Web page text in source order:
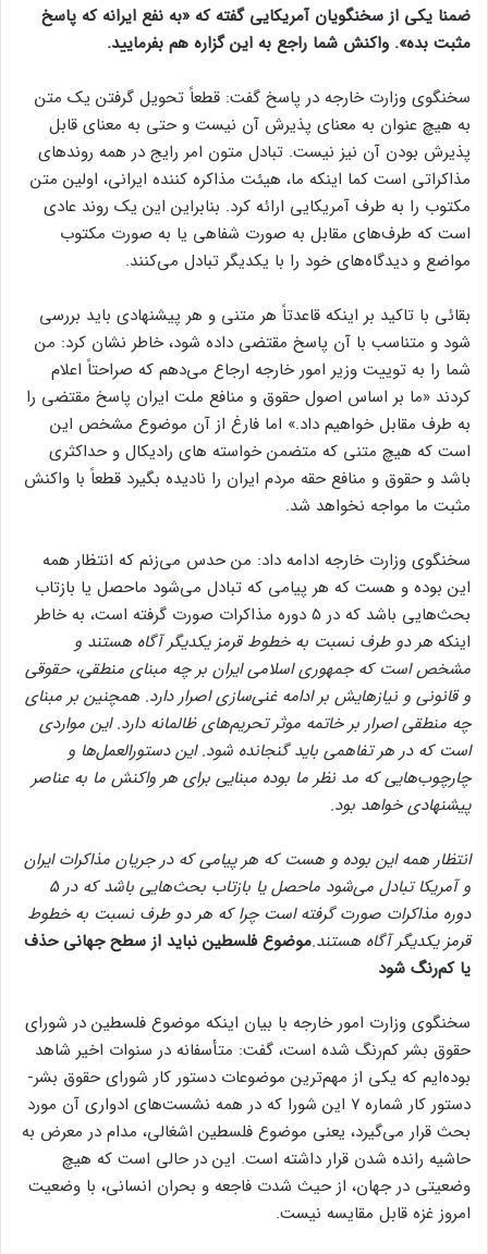
ضمنا یکی از سخنگویان آمریکایی گفته که «به نفع ایرانه که پاسخ
مثبت بده». واکنش شما راجع به این گزاره هم بفرمایید.
سخنگوی وزارت خارجه در پاسخ گفت: قطعاً تحویل گرفتن یک متن
به هیچ عنوان به معنای پذیرش آن نیست و حتی به معنای قابل
پذیرش بودن آن نیز نیست. تبادل متون امر رایج در همه روندهای
مذاکراتی است کما اینکه ما، هیئت مذاکره کننده ایرانی، اولین متن
مکتوب را به طرف آمریکایی ارائه کرد. بنابراین این یک روند عادی
است که طرف‌های مقابل به صورت شفاهی یا به صورت مکتوب
مواضع و دیدگاه‌های خود را با یکدیگر تبادل می‌کنند.
بقائی با تاکید بر اینکه قاعدتاً هر متنی و هر پیشنهادی باید بررسی
شود و متناسب با آن پاسخ مقتضی داده شود، خاطر نشان کرد: من
شما را به توییت وزیر امور خارجه ارجاع می‌دهم که صراحتاً اعلام
کردند «ما بر اساس اصول حقوق و منافع ملت ایران پاسخ مقتضی را
به طرف مقابل خواهیم داد.» اما فارغ از آن موضوع مشخص این
است که هیچ متنی که متضمن خواسته های رادیکال و حداکثری
باشد و حقوق و منافع حقه مردم ایران را نادیده بگیرد قطعاً با واکنش
مثبت ما مواجه نخواهد شد.
سخنگوی وزارت خارجه ادامه داد: من حدس می‌زنم که انتظار همه
این بوده و هست که هر پیامی که تبادل می‌شود ماحصل یا بازتاب
بحث‌هایی باشد که در ۵ دوره مذاکرات صورت گرفته است، به خاطر
اینکه هر دو طرف نسبت به خطوط قرمز یکدیگر آگاه هستند و
مشخص است که جمهوری اسلامی ایران بر چه مبنای منطقی، حقوقی
و قانونی و نیازهایش بر ادامه غنی‌سازی اصرار دارد. همچنین بر مبنای
چه منطقی اصرار بر خاتمه موثر تحریم‌های ظالمانه دارد. این مواردی
است که در هر تفاهمی باید گنجانده شود. این دستورالعمل‌ها و
چارچوب‌هایی که مد نظر ما بوده مبنایی برای هر واکنش ما به عناصر
پیشنهادی خواهد بود.
انتظار همه این بوده و هست که هر پیامی که در جریان مذاکرات ایران
و آمریکا تبادل می‌شود ماحصل یا بازتاب بحث‌هایی باشد که در ۵
دوره مذاکرات صورت گرفته است چرا که هر دو طرف نسبت به خطوط
قرمز یکدیگر آگاه هستند.موضوع فلسطین نباید از سطح جهانی حذف
یا کم‌رنگ شود
سخنگوی وزارت امور خارجه با بیان اینکه موضوع فلسطین در شورای
حقوق بشر کم‌رنگ شده است، گفت: متأسفانه در سنوات اخیر شاهد
بوده‌ایم که یکی از مهم‌ترین موضوعات دستور کار شورای حقوق بشر-
دستور کار شماره ۷ این شورا که در همه نشست‌های ادواری آن مورد
بحث قرار می‌گیرد، یعنی موضوع فلسطین اشغالی، مدام در معرض به
حاشیه رانده شدن قرار داشته است. این در حالی است که هیچ
وضعیتی در جهان، از حیث شدت فاجعه و بحران انسانی، با وضعیت
امروز غزه قابل مقایسه نیست.